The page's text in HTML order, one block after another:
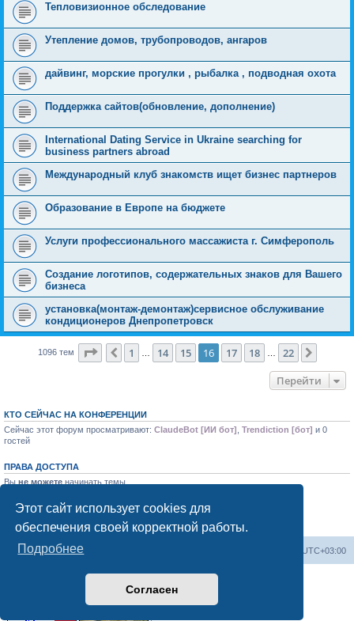
Этот сайт использует cookies для
обеспечения своей корректной работы.
Подробнее
Согласен
Тепловизионное обследование
Утепление домов, трубопроводов, ангаров
дайвинг, морские прогулки , рыбалка , подводная охота
Поддержка сайтов(обновление, дополнение)
International Dating Service in Ukraine searching for
business partners abroad
Международный клуб знакомств ищет бизнес партнеров
Образование в Европе на бюджете
Услуги профессионального массажиста г. Симферополь
Создание логотипов, содержательных знаков для Вашего
бизнеса
установка(монтаж-демонтаж)сервисное обслуживание
кондиционеров Днепропетровск
1096 тем Страница 16из 22
Пред.
1 14 15 16 17 18 22
Перейти
КТО СЕЙЧАС НА КОНФЕРЕНЦИИ
Сейчас этот форум просматривают: ClaudeBot [ИИ бот] Trendiction [бот] и 0
гостей
ПРАВА ДОСТУПА
Вы не можете начинать темы
Выне можетередактировать свои сообщения
Выне можетеудалять свои сообщения
Выне можетедобавлять вложения
Форум «Весь Крым» UTC+03:00
Создано на основе phpBB® Forum Software © phpBB Limited
Конфиденциальность